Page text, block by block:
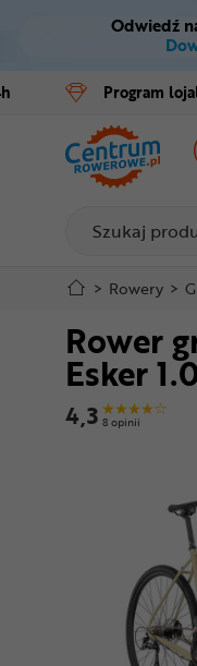
Odwiedź
Program
Rowery
E-bike
Części
Akcesoria
Odzież
Kaski
Buty
Superoferta
> Rowery >
Rower
Esker
4,3 8 opinii